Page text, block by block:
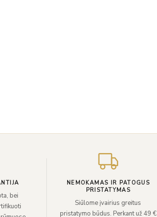
bei
NEMOKAMAS IR PATOGUS
PRISTATYMAS
Siūlome įvairius greitus
pristatymo būdus. Perkant už 49 €